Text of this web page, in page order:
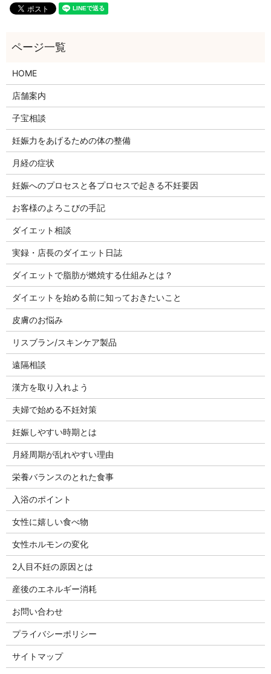
HOME
店舗案内
子宝相談
妊娠力をあげるための体の整備
月経の症状
妊娠へのプロセスと各プロセスで起きる不妊要因
お客様のよろこびの手記
ダイエット相談
実録・店長のダイエット日誌
ダイエットで脂肪が燃焼する仕組みとは？
ダイエットを始める前に知っておきたいこと
皮膚のお悩み
リスブラン/スキンケア製品
遠隔相談
漢方を取り入れよう
夫婦で始める不妊対策
妊娠しやすい時期とは
月経周期が乱れやすい理由
栄養バランスのとれた食事
入浴のポイント
女性に嬉しい食べ物
女性ホルモンの変化
2人目不妊の原因とは
産後のエネルギー消耗
お問い合わせ
プライバシーポリシー
サイトマップ